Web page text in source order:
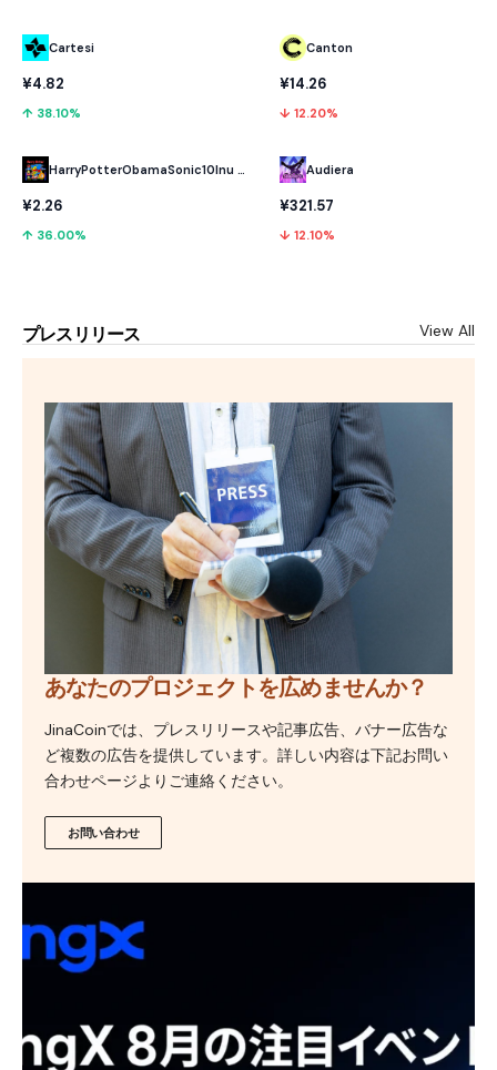
Cartesi
¥4.82
↑ 38.10%
HarryPotterObamaSonic10Inu (ETH)
¥2.26
↑ 36.00%
Canton
¥14.26
↓ 12.20%
Audiera
¥321.57
↓ 12.10%
プレスリリース View All
あなたのプロジェクトを広めませんか？
JinaCoinでは、プレスリリースや記事広告、バナー広告な
ど複数の広告を提供しています。詳しい内容は下記お問い
合わせページよりご連絡ください。
お問い合わせ